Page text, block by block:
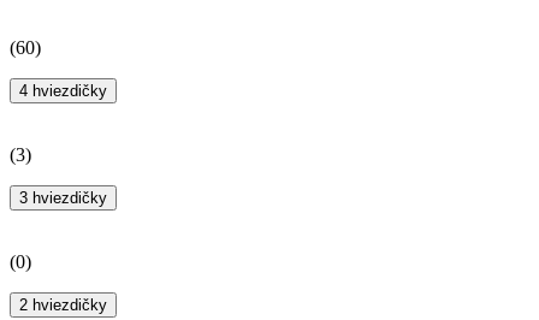
(60)
4 hviezdičky
(3)
3 hviezdičky
(0)
2 hviezdičky